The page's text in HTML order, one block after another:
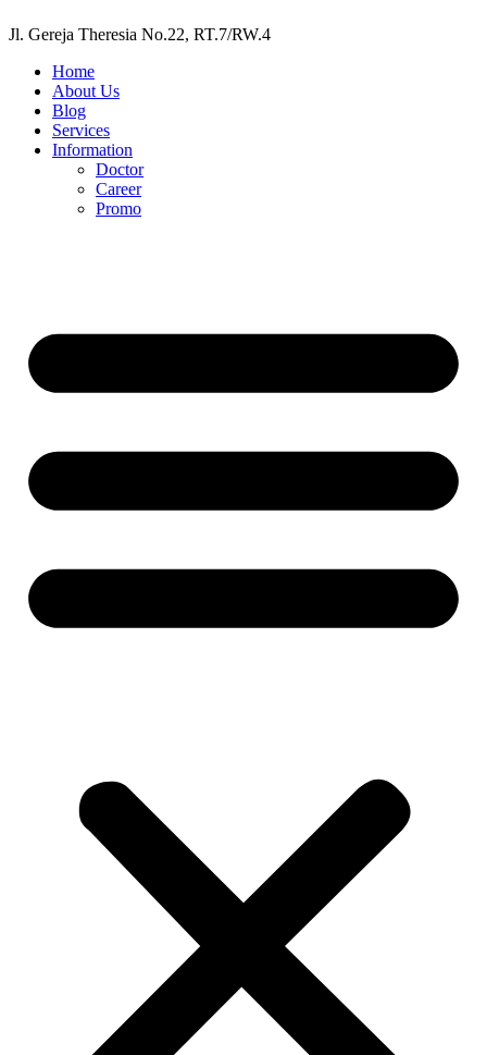
Jl. Gereja Theresia No.22, RT.7/RW.4
Home
About Us
Blog
Services
Information
Doctor
Career
Promo